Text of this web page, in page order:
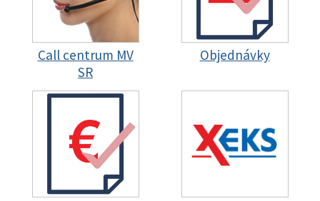
Call centrum MV
SR
Objednávky